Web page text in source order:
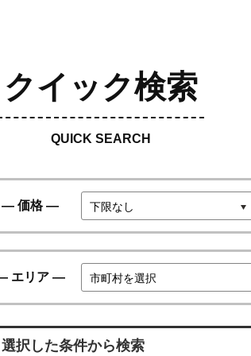
クイック検索
QUICK SEARCH
価格
エリア
選択した条件から検索